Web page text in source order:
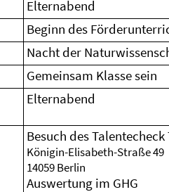
Elternabend
Beginn des
Nacht der
Gemeinsam Klasse sein
Elternabend
Besuch des Talentecheck
Königin-Elisabeth-Straße 49
14059 Berlin
Auswertung im GHG